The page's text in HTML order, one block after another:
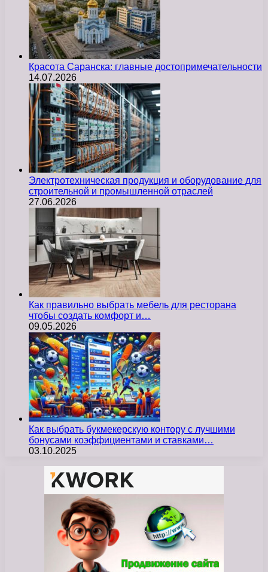
Красота Саранска: главные достопримечательности
14.07.2026
Электротехническая продукция и оборудование для
строительной и промышленной отраслей
27.06.2026
Как правильно выбрать мебель для ресторана
чтобы создать комфорт и…
09.05.2026
Как выбрать букмекерскую контору с лучшими
бонусами коэффициентами и ставками…
03.10.2025